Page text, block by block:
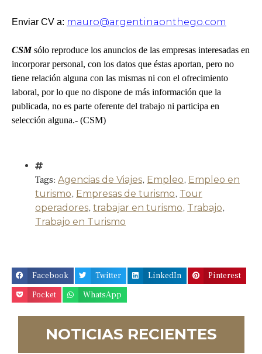
Enviar CV a: mauro@argentinaonthego.com
CSM sólo reproduce los anuncios de las empresas interesadas en
incorporar personal, con los datos que éstas aportan, pero no
tiene relación alguna con las mismas ni con el ofrecimiento
laboral, por lo que no dispone de más información que la
publicada, no es parte oferente del trabajo ni participa en
selección alguna.- (CSM)
Tags: Agencias de Viajes, Empleo, Empleo en
turismo, Empresas de turismo, Tour
operadores, trabajar en turismo, Trabajo,
Trabajo en Turismo
Facebook Twitter LinkedIn
Pinterest
Pocket
WhatsApp
NOTICIAS RECIENTES